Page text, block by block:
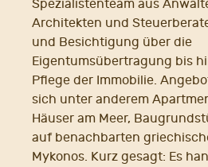
Spezialistenteam aus
Architekten und
und Besichtigung über die
Eigentumsübertragung bis
Pflege der Immobilie.
sich unter anderem
Häuser am Meer,
auf benachbarten
Mykonos. Kurz gesagt: Es